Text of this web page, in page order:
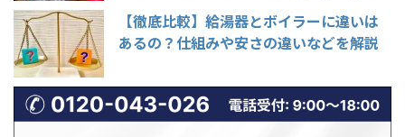
【徹底比較】給湯器とボイラーに違いは
あるの？仕組みや安さの違いなどを解説